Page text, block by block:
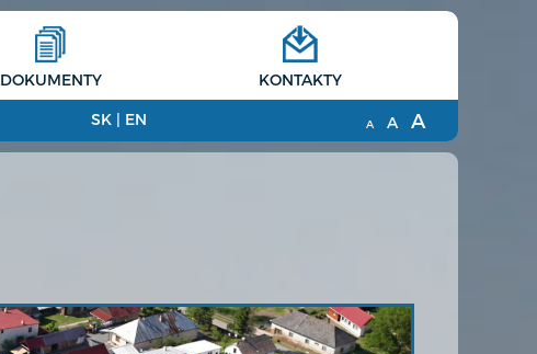
DOKUMENTY KONTAKTY
SK | EN A A A